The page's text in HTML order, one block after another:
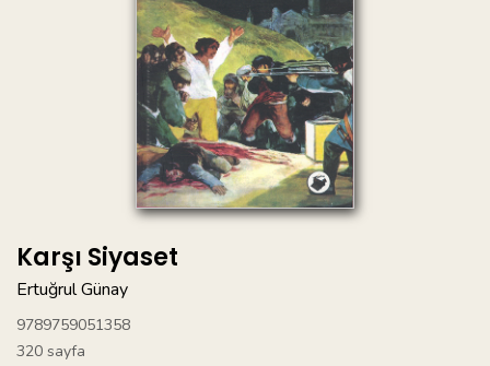
Karşı Siyaset
Ertuğrul Günay
9789759051358
320 sayfa